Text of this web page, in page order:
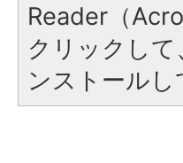
Reader（
クリックし
ンストールし